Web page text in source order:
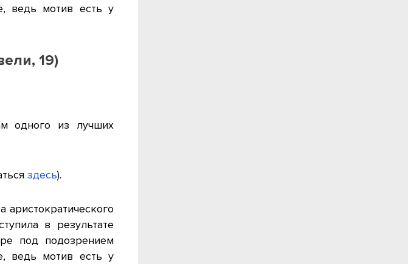
ведь мотив есть у
19)
одного из лучших
здесь).
аристократического
в результате
под подозрением
ведь мотив есть у